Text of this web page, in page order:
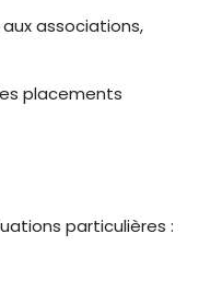
aux associations,
placements
particulières :